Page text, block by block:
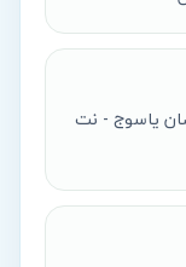
یاسوج - نت